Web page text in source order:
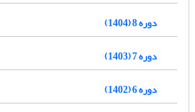
دوره 8 (1404)
دوره 7 (1403)
دوره 6 (1402)